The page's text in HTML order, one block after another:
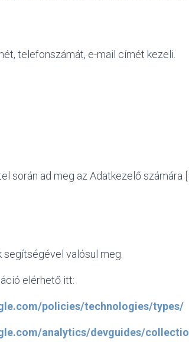
telefonszámát, e-mail címét kezeli.
során ad meg az Adatkezelő
valósul meg.
elérhető itt:
policies/technologies/types/
analytics/devguides/